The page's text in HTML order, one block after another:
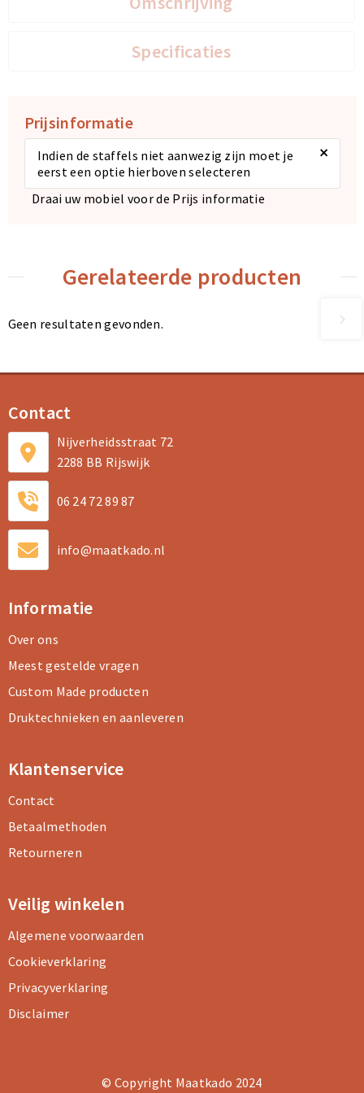
Specificaties
Prijsinformatie
Indien de staffels niet aanwezig zijn moet je
eerst een optie hierboven selecteren
×
Draai uw mobiel voor de Prijs informatie
Gerelateerde producten
Geen resultaten gevonden.
Contact
Nijverheidsstraat 72
2288 BB Rijswijk
06 24 72 89 87
info@maatkado.nl
Informatie
Over ons
Meest gestelde vragen
Custom Made producten
Druktechnieken en aanleveren
Klantenservice
Contact
Betaalmethoden
Retourneren
Veilig winkelen
Algemene voorwaarden
Cookieverklaring
Privacyverklaring
Disclaimer
© Copyright Maatkado 2024